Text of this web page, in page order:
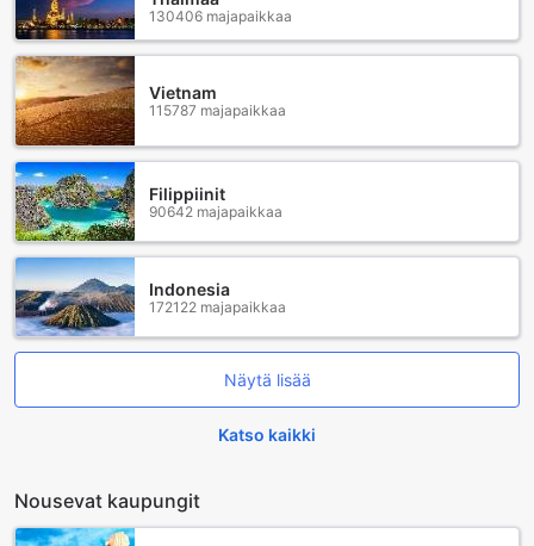
130406 majapaikkaa
Vietnam
115787 majapaikkaa
Filippiinit
90642 majapaikkaa
Indonesia
172122 majapaikkaa
Näytä lisää
Katso kaikki
Nousevat kaupungit